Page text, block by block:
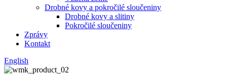
Drobné kovy a pokročilé sloučeniny
Drobné kovy a slitiny
Pokročilé sloučeniny
Zprávy
Kontakt
English